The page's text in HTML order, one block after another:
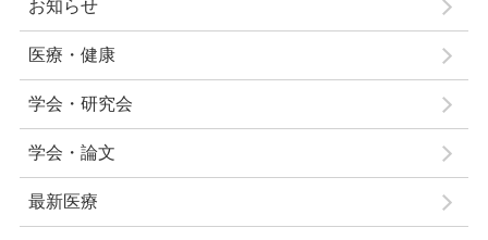
お知らせ
医療・健康
学会・研究会
学会・論文
最新医療